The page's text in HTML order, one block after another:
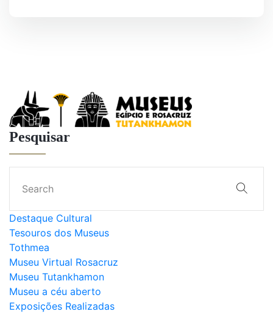
Pesquisar
Destaque Cultural
Tesouros dos Museus
Tothmea
Museu Virtual Rosacruz
Museu Tutankhamon
Museu a céu aberto
Exposições Realizadas